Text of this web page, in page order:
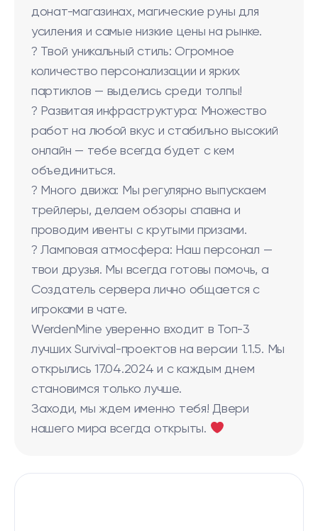
донат-магазинах, магические руны для
усиления и самые низкие цены на рынке.
? Твой уникальный стиль: Огромное
количество персонализации и ярких
партиклов — выделись среди толпы!
? Развитая инфраструктура: Множество
работ на любой вкус и стабильно высокий
онлайн — тебе всегда будет с кем
объединиться.
? Много движа: Мы регулярно выпускаем
трейлеры, делаем обзоры спавна и
проводим ивенты с крутыми призами.
? Ламповая атмосфера: Наш персонал —
твои друзья. Мы всегда готовы помочь, а
Создатель сервера лично общается с
игроками в чате.
WerdenMine уверенно входит в Топ-3
лучших Survival-проектов на версии 1.1.5. Мы
открылись 17.04.2024 и с каждым днем
становимся только лучше.
Заходи, мы ждем именно тебя! Двери
нашего мира всегда открыты.